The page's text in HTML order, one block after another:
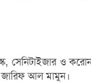
সেনিটাইজার ও
জারিফ আল মামুন।